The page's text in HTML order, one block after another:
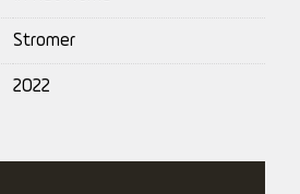
Stromer
2022